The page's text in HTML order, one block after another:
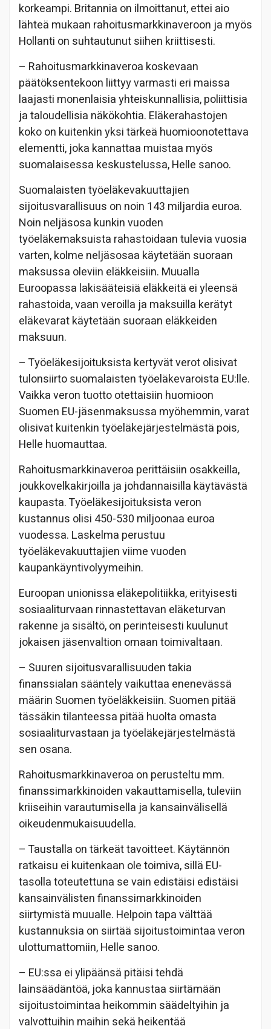
korkeampi. Britannia on ilmoittanut, ettei aio
lähteä mukaan rahoitusmarkkinaveroon ja myös
Hollanti on suhtautunut siihen kriittisesti.
– Rahoitusmarkkinaveroa koskevaan
päätöksentekoon liittyy varmasti eri maissa
laajasti monenlaisia yhteiskunnallisia, poliittisia
ja taloudellisia näkökohtia. Eläkerahastojen
koko on kuitenkin yksi tärkeä huomioonotettava
elementti, joka kannattaa muistaa myös
suomalaisessa keskustelussa, Helle sanoo.
Suomalaisten työeläkevakuuttajien
sijoitusvarallisuus on noin 143 miljardia euroa.
Noin neljäsosa kunkin vuoden
työeläkemaksuista rahastoidaan tulevia vuosia
varten, kolme neljäsosaa käytetään suoraan
maksussa oleviin eläkkeisiin. Muualla
Euroopassa lakisääteisiä eläkkeitä ei yleensä
rahastoida, vaan veroilla ja maksuilla kerätyt
eläkevarat käytetään suoraan eläkkeiden
maksuun.
– Työeläkesijoituksista kertyvät verot olisivat
tulonsiirto suomalaisten työeläkevaroista EU:lle.
Vaikka veron tuotto otettaisiin huomioon
Suomen EU-jäsenmaksussa myöhemmin, varat
olisivat kuitenkin työeläkejärjestelmästä pois,
Helle huomauttaa.
Rahoitusmarkkinaveroa perittäisiin osakkeilla,
joukkovelkakirjoilla ja johdannaisilla käytävästä
kaupasta. Työeläkesijoituksista veron
kustannus olisi 450-530 miljoonaa euroa
vuodessa. Laskelma perustuu
työeläkevakuuttajien viime vuoden
kaupankäyntivolyymeihin.
Euroopan unionissa eläkepolitiikka, erityisesti
sosiaaliturvaan rinnastettavan eläketurvan
rakenne ja sisältö, on perinteisesti kuulunut
jokaisen jäsenvaltion omaan toimivaltaan.
– Suuren sijoitusvarallisuuden takia
finanssialan sääntely vaikuttaa enenevässä
määrin Suomen työeläkkeisiin. Suomen pitää
tässäkin tilanteessa pitää huolta omasta
sosiaaliturvastaan ja työeläkejärjestelmästä
sen osana.
Rahoitusmarkkinaveroa on perusteltu mm.
finanssimarkkinoiden vakauttamisella, tuleviin
kriiseihin varautumisella ja kansainvälisellä
oikeudenmukaisuudella.
– Taustalla on tärkeät tavoitteet. Käytännön
ratkaisu ei kuitenkaan ole toimiva, sillä EU-
tasolla toteutettuna se vain edistäisi edistäisi
kansainvälisten finanssimarkkinoiden
siirtymistä muualle. Helpoin tapa välttää
kustannuksia on siirtää sijoitustoimintaa veron
ulottumattomiin, Helle sanoo.
– EU:ssa ei ylipäänsä pitäisi tehdä
lainsäädäntöä, joka kannustaa siirtämään
sijoitustoimintaa heikommin säädeltyihin ja
valvottuihin maihin sekä heikentää